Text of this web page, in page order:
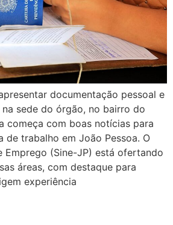
documentação pessoal e
sede do órgão, no bairro do
começa com boas notícias para
de trabalho em João Pessoa. O
Emprego (Sine-JP) está ofertando
áreas, com destaque para
experiência